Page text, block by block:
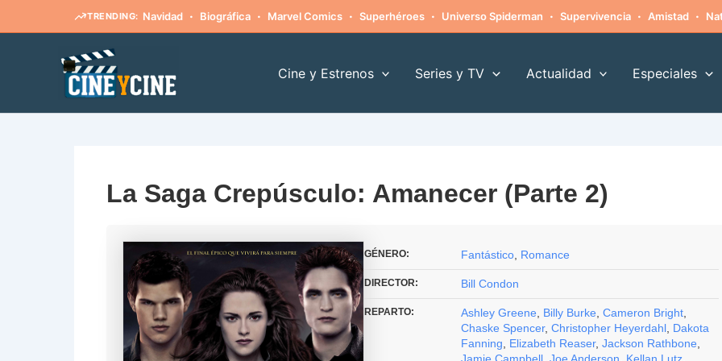
TRENDING: Navidad · Biográfica · Marvel Comics · Superhéroes · Universo Spiderman · Supervivencia · Amistad ·
Cine y Estrenos Series y TV Actualidad Especiales
La Saga Crepúsculo: Amanecer (Parte 2)
GÉNERO: Fantástico Romance
DIRECTOR: Bill Condon
REPARTO: Ashley Greene Billy Burke Cameron Bright
Chaske Spencer, Christopher Heyerdahl Dakota
Fanning
Elizabeth Reaser, Jackson Rathbone